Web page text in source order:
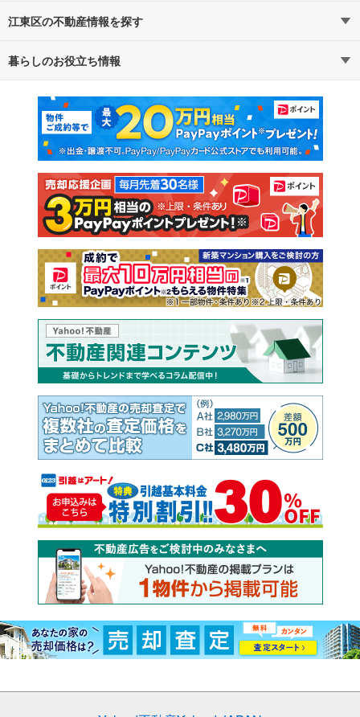
路線・駅から探す
通勤・通学時間から探す
江東区の不動産情報を探す
不動産・住宅
新築マンション 中古マンション
新築一戸建て 中古一戸建て
注文住宅 土地
売却査定
暮らしのお役立ち情報
マンションカタログ 教えて！住まいの先生